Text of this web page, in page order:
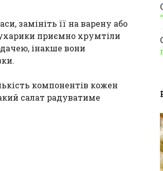
замініть її на варену або
приємно хрумтіли
інакше вони
компонентів кожен
салат радуватиме